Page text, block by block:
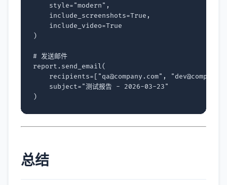
style="modern" ,
include_screenshots=True ,
include_video=True
)
# 发送邮件
report . send_email(
recipients= [ "qa@company.com" ,
subject="测试报告 - 2026-03-23"
)
总结